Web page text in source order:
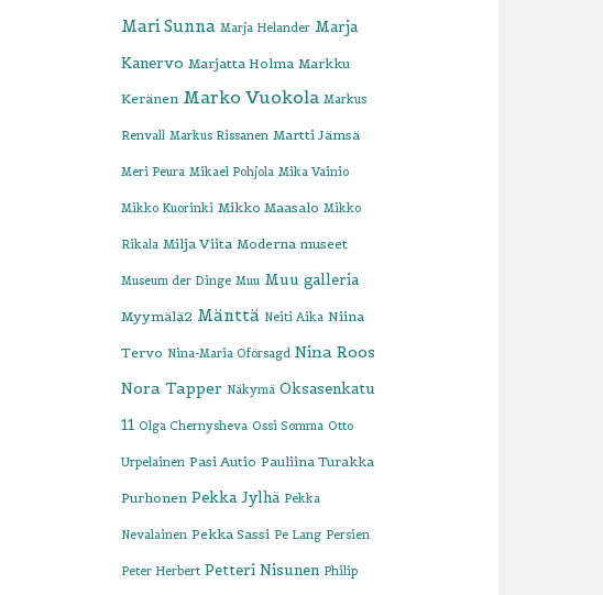
Mari Sunna Marja Helander Marja
Kanervo Marjatta Holma Markku
Keränen Marko Vuokola Markus
Renvall Markus Rissanen Martti Jämsä
Meri Peura Mikael Pohjola Mika Vainio
Mikko Kuorinki Mikko Maasalo Mikko
Rikala Milja Viita Moderna museet
Museum der Dinge Muu Muu galleria
Myymälä2 Mänttä Neiti Aika Niina
Tervo Nina-Maria Oförsagd Nina Roos
Nora Tapper Näkymä Oksasenkatu
11 Olga Chernysheva Ossi Somma Otto
Urpelainen Pasi Autio Pauliina Turakka
Purhonen Pekka Jylhä Pekka
Nevalainen Pekka Sassi Pe Lang Persien
Peter Herbert Petteri Nisunen Philip